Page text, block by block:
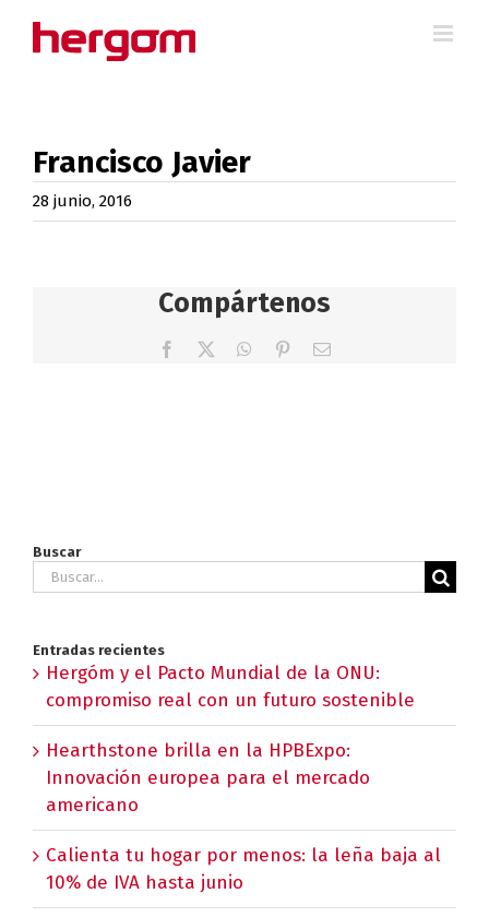
Francisco Javier
28 junio, 2016
Compártenos
Facebook WhatsApp
PinterestCorreo
Buscar
Buscar:
Entradas recientes
Hergóm y el Pacto Mundial de la ONU:
compromiso real con un futuro sostenible
Hearthstone brilla en la HPBExpo:
Innovación europea para el mercado
americano
Calienta tu hogar por menos: la leña baja al
10% de IVA hasta junio